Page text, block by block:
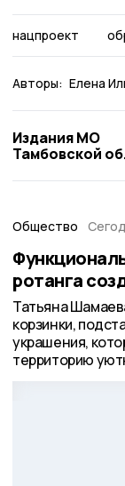
нацпроект
Авторы: Елена
Издания МО
Тамбовской
Общество
ротанга
Татьяна
корзинки,
украшения,
территорию